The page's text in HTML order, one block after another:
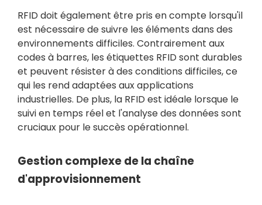
RFID doit également être pris en compte lorsqu'il
est nécessaire de suivre les éléments dans des
environnements difficiles. Contrairement aux
codes à barres, les étiquettes RFID sont durables
et peuvent résister à des conditions difficiles, ce
qui les rend adaptées aux applications
industrielles. De plus, la RFID est idéale lorsque le
suivi en temps réel et l'analyse des données sont
cruciaux pour le succès opérationnel.
Gestion complexe de la chaîne
d'approvisionnement